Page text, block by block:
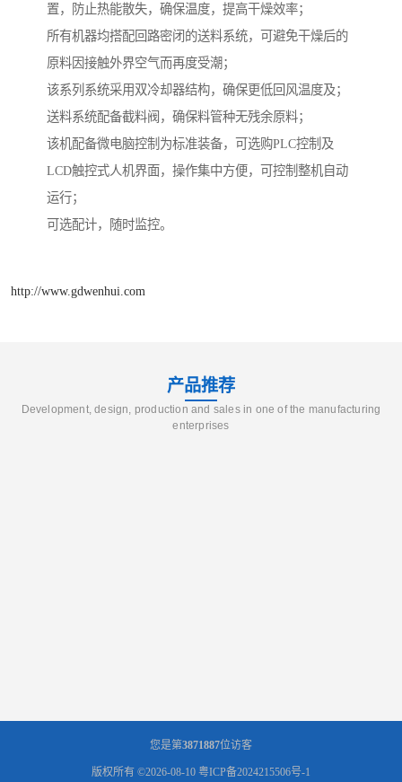
置，防止热能散失，确保温度，提高干燥效率；
所有机器均搭配回路密闭的送料系统，可避免干燥后的
原料因接触外界空气而再度受潮；
该系列系统采用双冷却器结构，确保更低回风温度及；
送料系统配备截料阀，确保料管种无残余原料；
该机配备微电脑控制为标准装备，可选购PLC控制及
LCD触控式人机界面，操作集中方便，可控制整机自动
运行；
可选配计，随时监控。
http://www.gdwenhui.com
产品推荐
Development, design, production and sales in one of the manufacturing
enterprises
您是第3871887位访客
版权所有 ©2026-08-10 粤ICP备2024215506号-1